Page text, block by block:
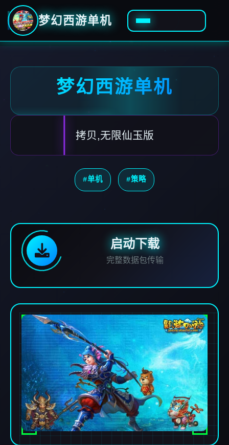
梦幻西游单机
梦幻西游单机
拷贝,无限仙玉版
#单机 #策略
启动下载
完整数据包传输